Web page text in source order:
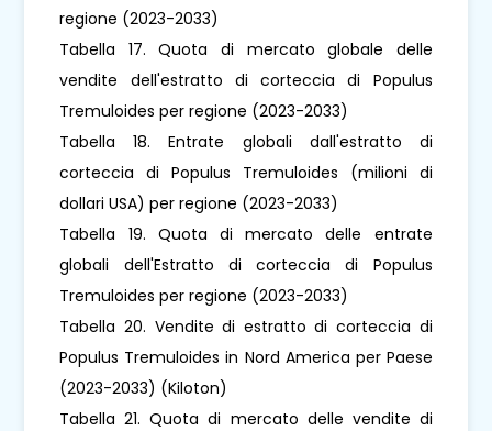
regione (2023-2033)
Tabella 17. Quota di mercato globale delle
vendite dell'estratto di corteccia di Populus
Tremuloides per regione (2023-2033)
Tabella 18. Entrate globali dall'estratto di
corteccia di Populus Tremuloides (milioni di
dollari USA) per regione (2023-2033)
Tabella 19. Quota di mercato delle entrate
globali dell'Estratto di corteccia di Populus
Tremuloides per regione (2023-2033)
Tabella 20. Vendite di estratto di corteccia di
Populus Tremuloides in Nord America per Paese
(2023-2033) (Kiloton)
Tabella 21. Quota di mercato delle vendite di